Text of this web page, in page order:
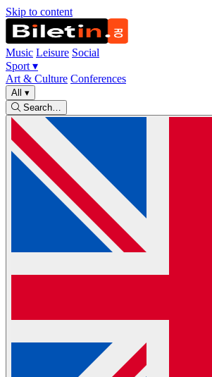
Skip to content
Music Leisure Social
Sport ▾
Art & Culture Conferences
All ▾
Search…